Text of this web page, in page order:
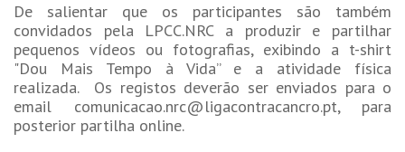
De salientar que os participantes são também
convidados pela LPCC.NRC a produzir e partilhar
pequenos vídeos ou fotografias, exibindo a t-shirt
"Dou Mais Tempo à Vida” e a atividade física
realizada. Os registos deverão ser enviados para o
email comunicacao.nrc@ligacontracancro.pt, para
posterior partilha online.